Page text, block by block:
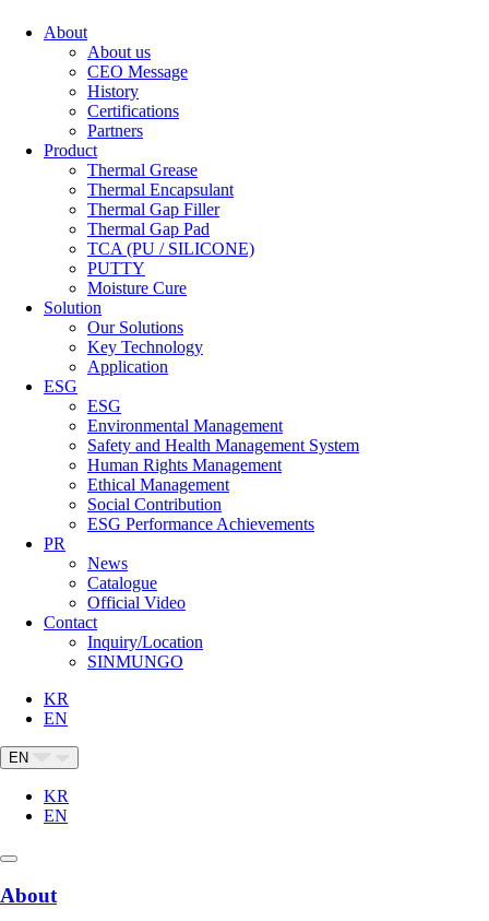
About
About us
CEO Message
History
Certifications
Partners
Product
Thermal Grease
Thermal Encapsulant
Thermal Gap Filler
Thermal Gap Pad
TCA (PU / SILICONE)
PUTTY
Moisture Cure
Solution
Our Solutions
Key Technology
Application
ESG
ESG
Environmental Management
Safety and Health Management System
Human Rights Management
Ethical Management
Social Contribution
ESG Performance Achievements
PR
News
Catalogue
Official Video
Contact
Inquiry/Location
SINMUNGO
KR
EN
EN
KR
EN
About